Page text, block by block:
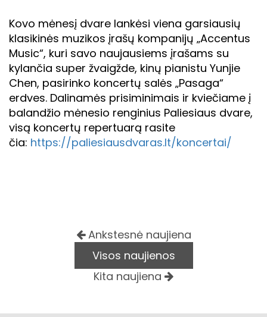
Kovo mėnesį dvare lankėsi viena garsiausių
klasikinės muzikos įrašų kompanijų „Accentus
Music“, kuri savo naujausiems įrašams su
kylančia super žvaigžde, kinų pianistu Yunjie
Chen, pasirinko koncertų salės „Pasaga“
erdves. Dalinamės prisiminimais ir kviečiame į
balandžio mėnesio renginius Paliesiaus dvare,
visą koncertų repertuarą rasite
čia: https://paliesiausdvaras.lt/koncertai/
Ankstesnė naujiena
Visos naujienos
Kita naujiena